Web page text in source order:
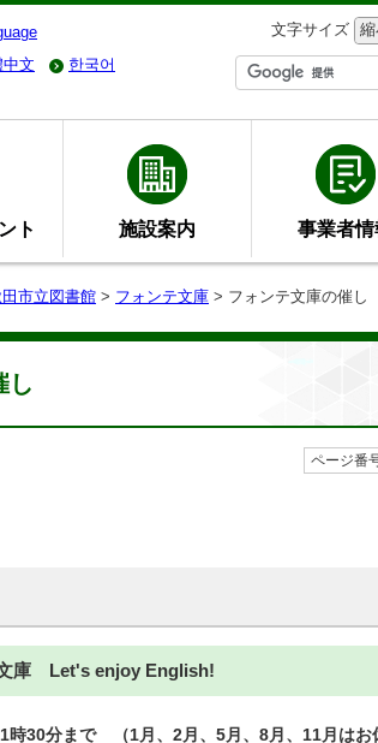
文字サイズ
文 한국어
ト 施設案内 事業者情
市立図書館 > フォンテ文庫 > フォンテ文庫の催し
し
ページ番
庫 Let's enjoy English!
30分まで （1月、2月、5月、8月、11月はお